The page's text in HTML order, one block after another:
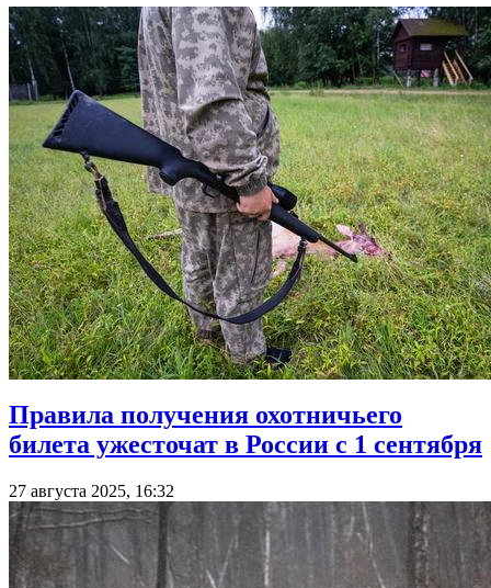
Правила получения охотничьего
билета ужесточат в России с 1 сентября
27 августа 2025, 16:32